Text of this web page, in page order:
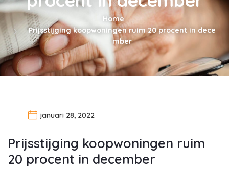
Home
Prijsstijging koopwoningen ruim 20 procent in dece
mber
januari 28, 2022
Prijsstijging koopwoningen ruim
20 procent in december